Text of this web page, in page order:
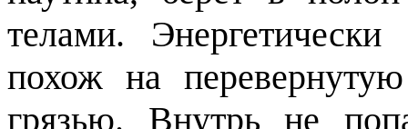
телами.
похож на
грязью. Внутрь не